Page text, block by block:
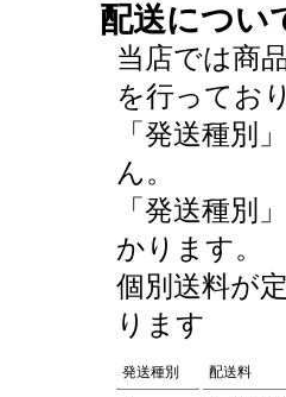
配送につい
当店では商
を行ってお
「発送種別
ん。
「発送種別
かります。
個別送料が
ります
発送種別 配送料